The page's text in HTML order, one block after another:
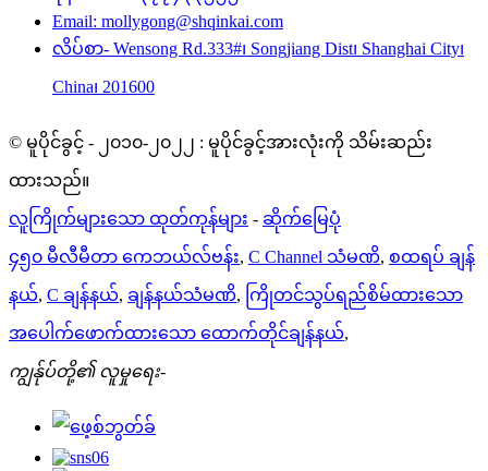
Email: mollygong@shqinkai.com
လိပ်စာ- Wensong Rd.333#၊ Songjiang Dist၊ Shanghai City၊
China၊ 201600
© မူပိုင်ခွင့် - ၂၀၁၀-၂၀၂၂ : မူပိုင်ခွင့်အားလုံးကို သိမ်းဆည်း
ထားသည်။
လူကြိုက်များသော ထုတ်ကုန်များ - ဆိုက်မြေပုံ
၄၅၀ မီလီမီတာ ကေဘယ်လ်ဗန်း, C Channel သံမဏိ, စထရပ် ချန်
နယ်, C ချန်နယ်, ချန်နယ်သံမဏိ, ကြိုတင်သွပ်ရည်စိမ်ထားသော
အပေါက်ဖောက်ထားသော ထောက်တိုင်ချန်နယ်,
ကျွန်ုပ်တို့၏ လူမှုရေး-